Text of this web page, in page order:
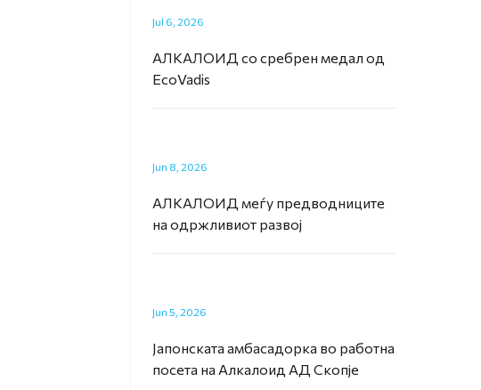
Jul 6, 2026
АЛКАЛОИД со сребрен медал од
EcoVadis
Jun 8, 2026
АЛКАЛОИД меѓу предводниците
на одржливиот развој
Jun 5, 2026
Јапонската амбасадорка во работна
посета на Алкалоид АД Скопје